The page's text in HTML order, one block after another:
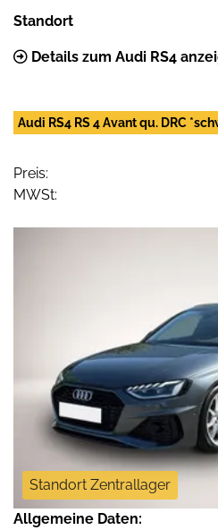
Standort
Details zum Audi RS4
Audi RS4 RS 4 Avant qu. DRC
Preis:
MWSt:
Standort Zentrallager
Allgemeine Daten: